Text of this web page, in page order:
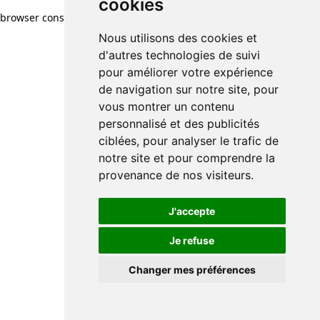
cookies
Nous utilisons des cookies et
d'autres technologies de suivi
pour améliorer votre expérience
de navigation sur notre site, pour
vous montrer un contenu
personnalisé et des publicités
ciblées, pour analyser le trafic de
notre site et pour comprendre la
provenance de nos visiteurs.
J'accepte
Je refuse
Changer mes préférences
browser console for more information)